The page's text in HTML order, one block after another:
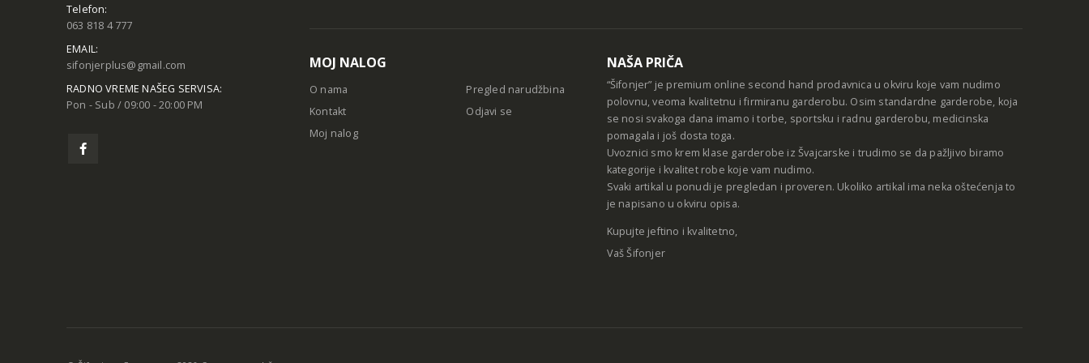
Telefon:
063 818 4 777
EMAIL:
sifonjerplus@gmail.com
RADNO VREME NAŠEG SERVISA:
Pon - Sub / 09:00 - 20:00 PM
MOJ NALOG
O nama
Kontakt
Moj nalog
Pregled narudžbina
Odjavi se
NAŠA PRIČA
“Šifonjer” je premium online second hand prodavnica u okviru koje vam nudimo
polovnu, veoma kvalitetnu i firmiranu garderobu. Osim standardne garderobe, koja
se nosi svakoga dana imamo i torbe, sportsku i radnu garderobu, medicinska
pomagala i još dosta toga.
Uvoznici smo krem klase garderobe iz Švajcarske i trudimo se da pažljivo biramo
kategorije i kvalitet robe koje vam nudimo.
Svaki artikal u ponudi je pregledan i proveren. Ukoliko artikal ima neka oštećenja to
je napisano u okviru opisa.
Kupujte jeftino i kvalitetno,
Vaš Šifonjer